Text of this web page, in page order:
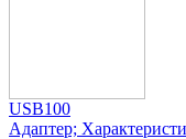
USB100
Адаптер;